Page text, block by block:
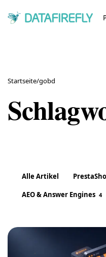
Startseite/gobd
Alle Artikel
AEO & Answer Engines 4